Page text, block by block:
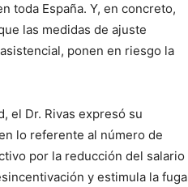
toda España. Y, en concreto,
las medidas de ajuste
ponen en riesgo la
el Dr. Rivas expresó su
lo referente al número de
por la reducción del salario
y estimula la fuga